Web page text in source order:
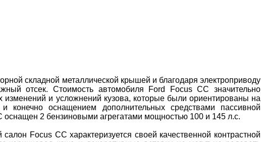
складной металлической крышей и благодаря электроприводу
отсек. Стоимость автомобиля Ford Focus CC значительно
изменений и усложнений кузова, которые были ориентированы на
и конечно оснащением дополнительных средствами пассивной
оснащен 2 бензиновыми агрегатами мощностью 100 и 145 л.с.
Focus CC характеризуется своей качественной контрастной